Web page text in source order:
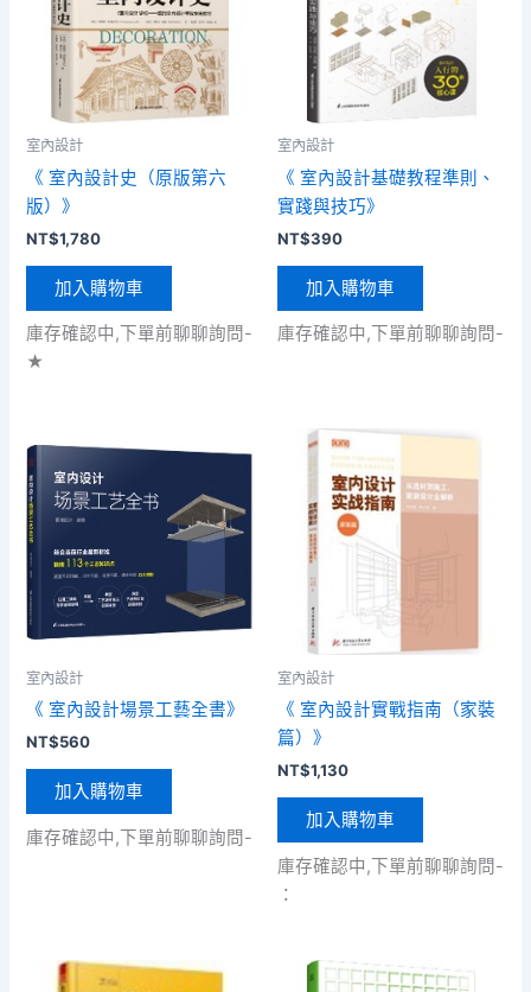
室內設計
《 室內設計史（原版第六
版）》
NT$1,780
加入購物車
庫存確認中,下單前聊聊詢問-
★
室內設計
《 室內設計基礎教程準則、
實踐與技巧》
NT$390
加入購物車
庫存確認中,下單前聊聊詢問-
室內設計
《 室內設計場景工藝全書》
NT$560
加入購物車
庫存確認中,下單前聊聊詢問-
室內設計
《 室內設計實戰指南（家裝
篇）》
NT$1,130
加入購物車
庫存確認中,下單前聊聊詢問-
：